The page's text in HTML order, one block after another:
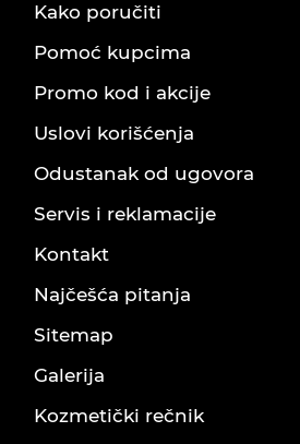
Kako poručiti
Pomoć kupcima
Promo kod i akcije
Uslovi korišćenja
Odustanak od ugovora
Servis i reklamacije
Kontakt
Najčešća pitanja
Sitemap
Galerija
Kozmetički rečnik